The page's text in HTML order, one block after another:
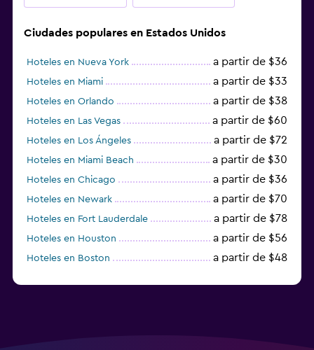
Ciudades populares en Estados Unidos
Hoteles en Nueva York a partir de $36
Hoteles en Miami a partir de $33
Hoteles en Orlando a partir de $38
Hoteles en Las Vegas a partir de $60
Hoteles en Los Ángeles a partir de $72
Hoteles en Miami Beach a partir de $30
Hoteles en Chicago a partir de $36
Hoteles en Newark a partir de $70
Hoteles en Fort Lauderdale a partir de $78
Hoteles en Houston a partir de $56
Hoteles en Boston a partir de $48